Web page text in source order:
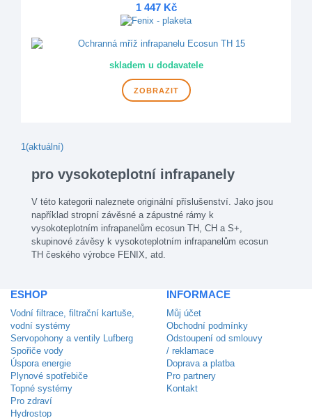
1 447 Kč
skladem u dodavatele
ZOBRAZIT
1(aktuální)
pro vysokoteplotní infrapanely
V této kategorii naleznete originální příslušenství. Jako jsou
například stropní závěsné a zápustné rámy k
vysokoteplotním infrapanelům ecosun TH, CH a S+,
skupinové závěsy k vysokoteplotním infrapanelům ecosun
TH českého výrobce FENIX, atd.
ESHOP
Vodní filtrace, filtrační kartuše,
vodní systémy
Servopohony a ventily Lufberg
Spořiče vody
Úspora energie
Plynové spotřebiče
Topné systémy
Pro zdraví
Hydrostop
INFORMACE
Můj účet
Obchodní podmínky
Odstoupení od smlouvy
/ reklamace
Doprava a platba
Pro partnery
Kontakt